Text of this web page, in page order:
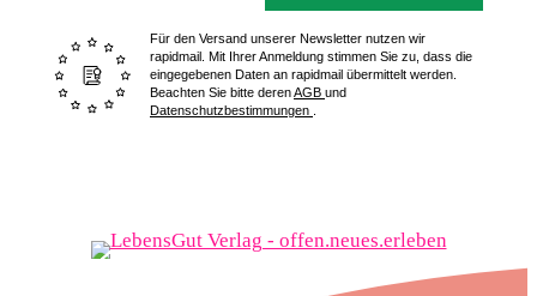
Für den Versand unserer Newsletter nutzen wir
rapidmail. Mit Ihrer Anmeldung stimmen Sie zu, dass die
eingegebenen Daten an rapidmail übermittelt werden.
Beachten Sie bitte derenAGB und
Datenschutzbestimmungen